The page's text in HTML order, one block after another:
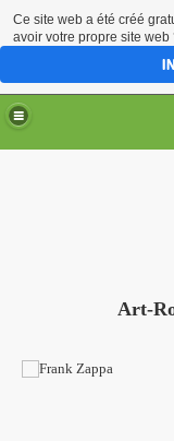
Art-
Ce site web a été créé
avoir votre propre site web